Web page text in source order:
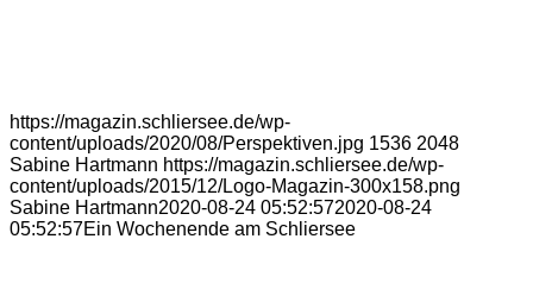
https://magazin.schliersee.de/wp-
content/uploads/2020/08/Perspektiven.jpg 1536 2048
Sabine Hartmann https://magazin.schliersee.de/wp-
content/uploads/2015/12/Logo-Magazin-300x158.png
Sabine Hartmann2020-08-24 05:52:572020-08-24
05:52:57Ein Wochenende am Schliersee